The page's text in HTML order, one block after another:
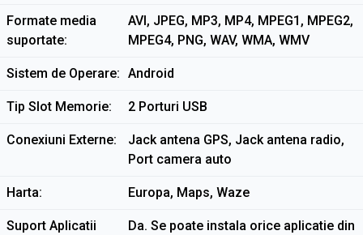
Formate media
suportate
AVI, JPEG, MP3, MP4, MPEG1, MPEG2,
MPEG4, PNG, WAV, WMA, WMV
Sistem de Operare Android
Tip Slot Memorie 2 Porturi USB
Conexiuni Externe
Jack antena GPS, Jack antena radio,
Port camera auto
Harta Europa, Maps, Waze
Suport Aplicatii
Da. Se poate instala orice aplicatie din